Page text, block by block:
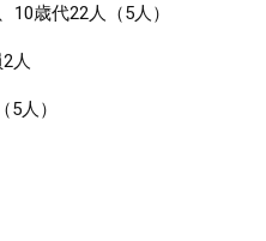
10歳代22人（5人）
人
人）